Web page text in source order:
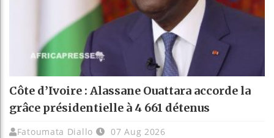
Côte d’Ivoire : Alassane Ouattara accorde la
grâce présidentielle à 4 661 détenus
Fatoumata Diallo 07 Aug 2026